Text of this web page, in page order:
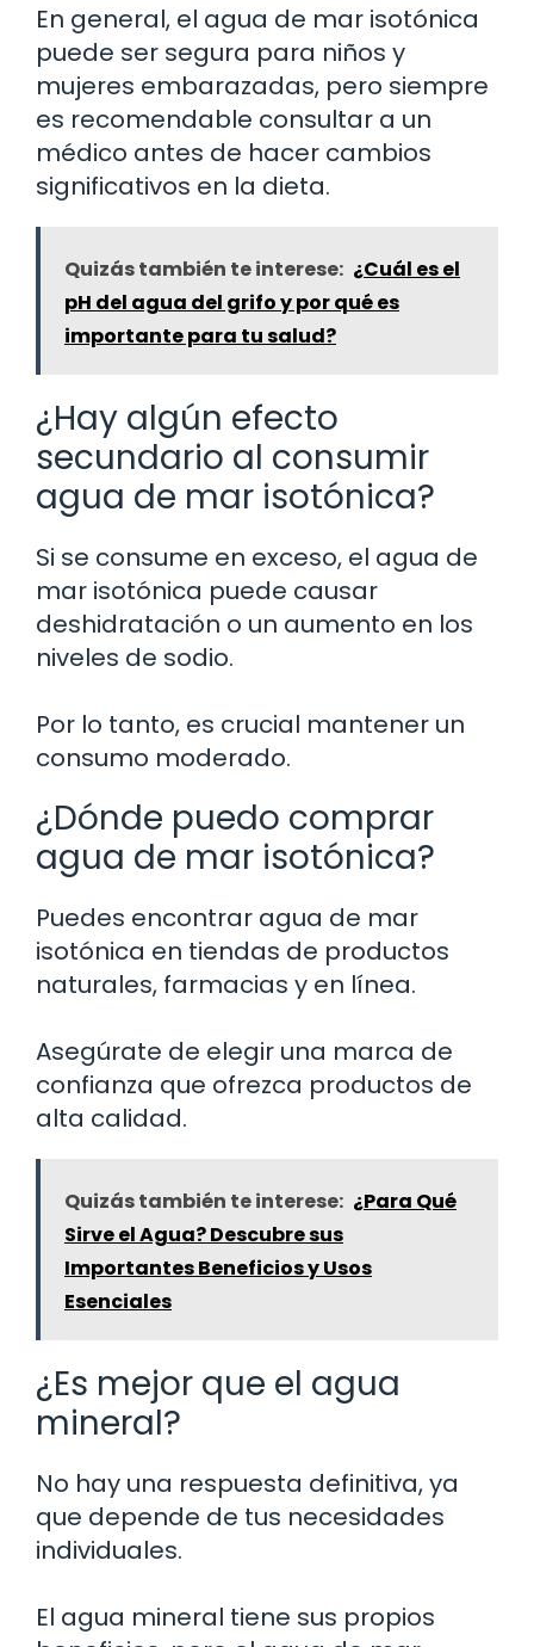
En general, el agua de mar isotónica
puede ser segura para niños y
mujeres embarazadas, pero siempre
es recomendable consultar a un
médico antes de hacer cambios
significativos en la dieta.
Quizás también te interese: ¿Cuál es el
pH del agua del grifo y por qué es
importante para tu salud?
¿Hay algún efecto
secundario al consumir
agua de mar isotónica?
Si se consume en exceso, el agua de
mar isotónica puede causar
deshidratación o un aumento en los
niveles de sodio.
Por lo tanto, es crucial mantener un
consumo moderado.
¿Dónde puedo comprar
agua de mar isotónica?
Puedes encontrar agua de mar
isotónica en tiendas de productos
naturales, farmacias y en línea.
Asegúrate de elegir una marca de
confianza que ofrezca productos de
alta calidad.
Quizás también te interese: ¿Para Qué
Sirve el Agua? Descubre sus
Importantes Beneficios y Usos
Esenciales
¿Es mejor que el agua
mineral?
No hay una respuesta definitiva, ya
que depende de tus necesidades
individuales.
El agua mineral tiene sus propios